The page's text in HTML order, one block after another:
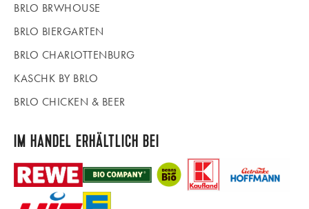
BRLO BRWHOUSE
BRLO BIERGARTEN
BRLO CHARLOTTENBURG
KASCHK BY BRLO
BRLO CHICKEN & BEER
IM HANDEL ERHÄLTLICH BEI